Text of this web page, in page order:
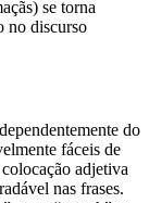
se torna
no discurso
do
fáceis de
adjetiva
nas frases.